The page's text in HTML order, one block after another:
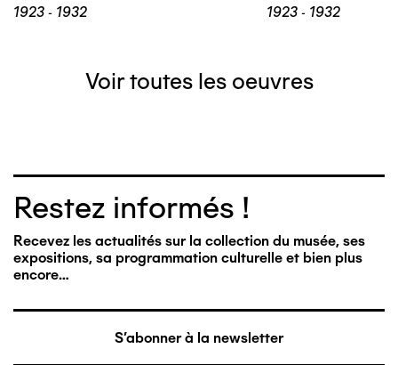
1923 - 1932
1923 - 1932
Voir toutes les oeuvres
Restez informés !
Recevez les actualités sur la collection du musée, ses
expositions, sa programmation culturelle et bien plus
encore…
S'abonner à la newsletter